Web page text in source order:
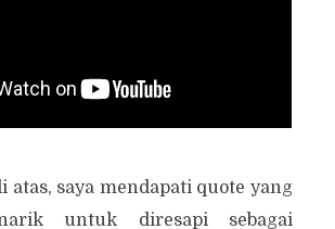
atas, saya mendapati quote yang
untuk diresapi sebagai